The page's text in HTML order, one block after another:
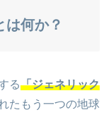
は何か？
る「ジェネリック
たもう一つの地球